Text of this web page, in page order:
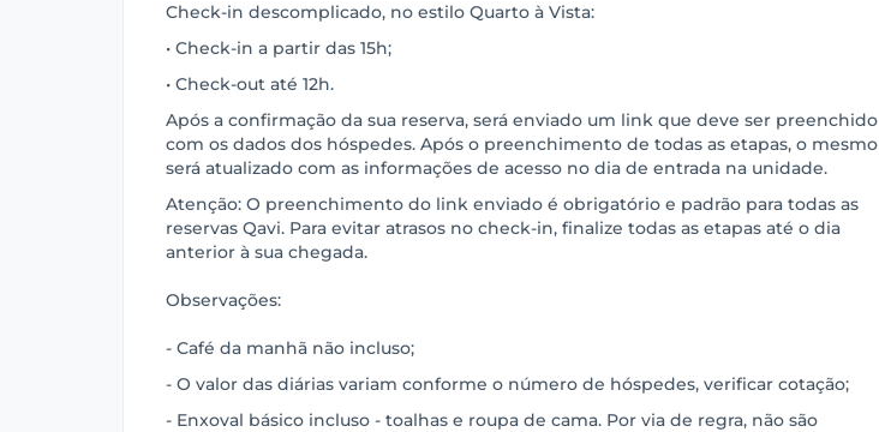
Check-in descomplicado, no estilo Quarto à Vista:
• Check-in a partir das 15h;
• Check-out até 12h.
Após a confirmação da sua reserva, será enviado um link que deve ser preenchido
com os dados dos hóspedes. Após o preenchimento de todas as etapas, o mesmo
será atualizado com as informações de acesso no dia de entrada na unidade.
Atenção: O preenchimento do link enviado é obrigatório e padrão para todas as
reservas Qavi. Para evitar atrasos no check-in, finalize todas as etapas até o dia
anterior à sua chegada.
Observações:
- Café da manhã não incluso;
- O valor das diárias variam conforme o número de hóspedes, verificar cotação;
- Enxoval básico incluso - toalhas e roupa de cama. Por via de regra, não são